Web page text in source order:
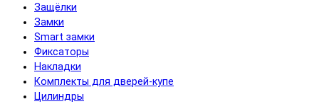
Защёлки
Замки
Smart замки
Фиксаторы
Накладки
Комплекты для дверей-купе
Цилиндры